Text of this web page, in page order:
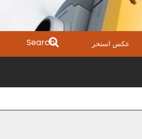
عکس استخر
Search
for: